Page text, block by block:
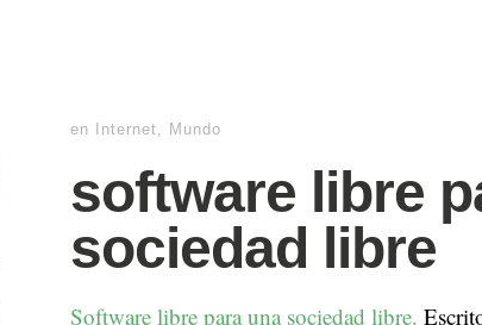
en Internet, Mundo
software libre
sociedad libre
Software libre para una sociedad libre.